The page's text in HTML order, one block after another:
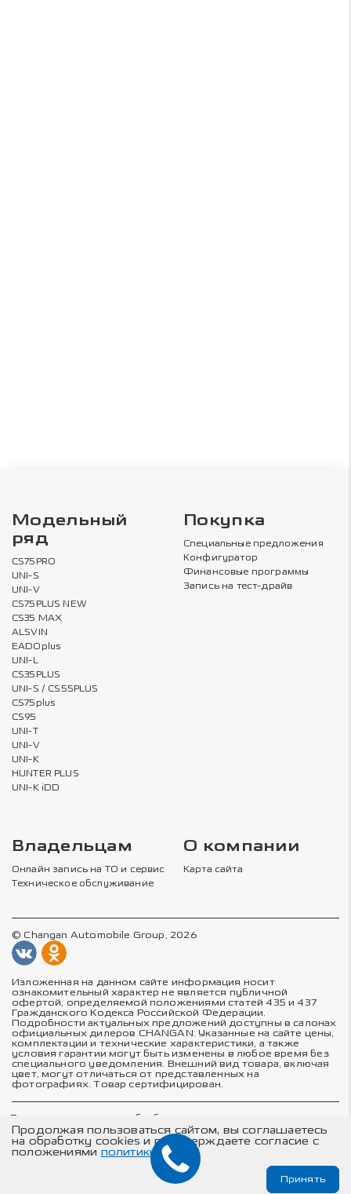
Модельный
ряд
CS75PRO
UNI-S
UNI-V
CS75PLUS NEW
CS35 MAX
ALSVIN
EADOplus
UNI-L
CS35PLUS
UNI-S / CS55PLUS
CS75plus
CS95
UNI-T
UNI-V
UNI-K
HUNTER PLUS
UNI-K iDD
Покупка
Специальные предложения
Конфигуратор
Финансовые программы
Запись на тест-драйв
Владельцам
Онлайн запись на ТО и сервис
Техническое обслуживание
О компании
Карта сайта
© Changan Automobile Group, 2026
Изложенная на данном сайте информация носит
ознакомительный характер не является публичной
офертой, определяемой положениями статей 435 и 437
Гражданского Кодекса Российской Федерации.
Подробности актуальных предложений доступны в салонах
официальных дилеров CHANGAN. Указанные на сайте цены,
комплектации и технические характеристики, а также
условия гарантии могут быть изменены в любое время без
специального уведомления. Внешний вид товара, включая
цвет, могут отличаться от представленных на
фотографиях. Товар сертифицирован.
Политика в отношении обработки персональных данных
Политика конфиденциальности
Согласие на обработку персональных данных
Соглашение об использовании cookie-файлов
Продолжая пользоваться сайтом, вы соглашаетесь
на обработку cookies и подтверждаете согласие с
положениями политики
Принять